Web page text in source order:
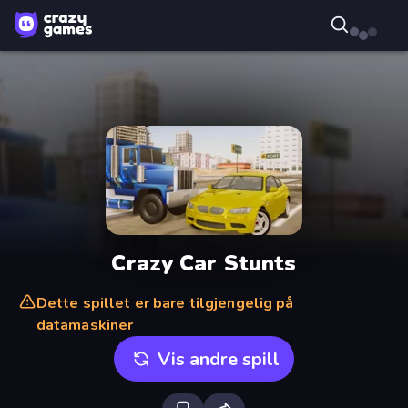
Crazy Car Stunts
Dette spillet er bare tilgjengelig på
datamaskiner
Vis andre spill